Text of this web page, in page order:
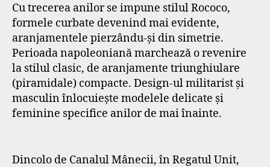
Cu trecerea anilor se impune stilul Rococo,
formele curbate devenind mai evidente,
aranjamentele pierzându-și din simetrie.
Perioada napoleoniană marchează o revenire
la stilul clasic, de aranjamente triunghiulare
(piramidale) compacte. Design-ul militarist și
masculin înlocuiește modelele delicate și
feminine specifice anilor de mai înainte.
Dincolo de Canalul Mânecii, în Regatul Unit,